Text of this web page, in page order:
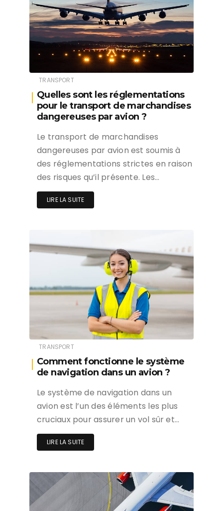
TRANSPORT
Quelles sont les réglementations
pour le transport de marchandises
dangereuses par avion ?
Le transport de marchandises
dangereuses par avion est soumis à
des réglementations strictes en raison
des risques qu’il présente. Les…
LIRE LA SUITE
TRANSPORT
Comment fonctionne le système
de navigation dans un avion ?
Le système de navigation dans un
avion est l’un des éléments les plus
cruciaux pour assurer un vol sûr et…
LIRE LA SUITE